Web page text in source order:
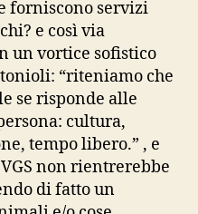
forniscono servizi
e così via
un vortice sofistico
“riteniamo che
se risponde alle
cultura,
tempo libero.” , e
non rientrerebbe
di fatto un